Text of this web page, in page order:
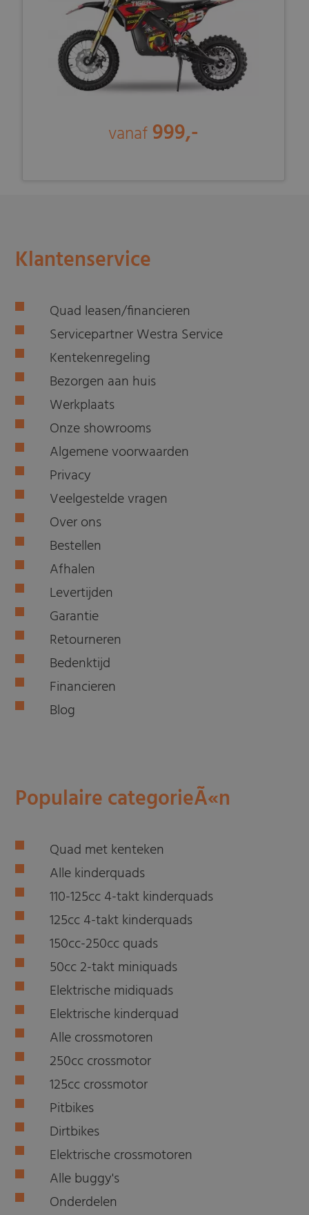
vanaf 999,-
Klantenservice
Quad leasen/financieren
Servicepartner Westra Service
Kentekenregeling
Bezorgen aan huis
Werkplaats
Onze showrooms
Algemene voorwaarden
Privacy
Veelgestelde vragen
Over ons
Bestellen
Afhalen
Levertijden
Garantie
Retourneren
Bedenktijd
Financieren
Blog
Populaire categorieÃ«n
Quad met kenteken
Alle kinderquads
110-125cc 4-takt kinderquads
125cc 4-takt kinderquads
150cc-250cc quads
50cc 2-takt miniquads
Elektrische midiquads
Elektrische kinderquad
Alle crossmotoren
250cc crossmotor
125cc crossmotor
Pitbikes
Dirtbikes
Elektrische crossmotoren
Alle buggy's
Onderdelen